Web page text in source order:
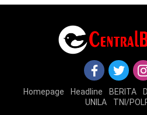
Homepage Headline BERITA
UNILA
TNI/